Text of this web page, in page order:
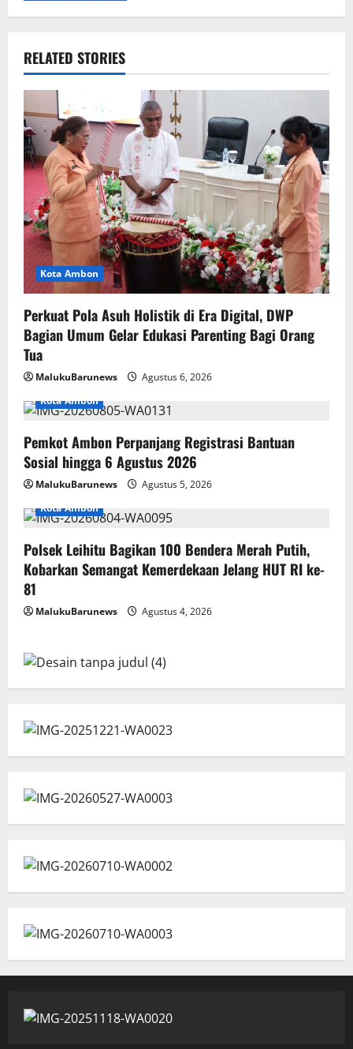
RELATED STORIES
Kota Ambon
Perkuat Pola Asuh Holistik di Era Digital, DWP
Bagian Umum Gelar Edukasi Parenting Bagi Orang
Tua
MalukuBarunews
Agustus 6, 2026
Kota Ambon
Pemkot Ambon Perpanjang Registrasi Bantuan
Sosial hingga 6 Agustus 2026
MalukuBarunews
Agustus 5, 2026
Kota Ambon
Polsek Leihitu Bagikan 100 Bendera Merah Putih,
Kobarkan Semangat Kemerdekaan Jelang HUT RI ke-
81
MalukuBarunews Agustus 4, 2026